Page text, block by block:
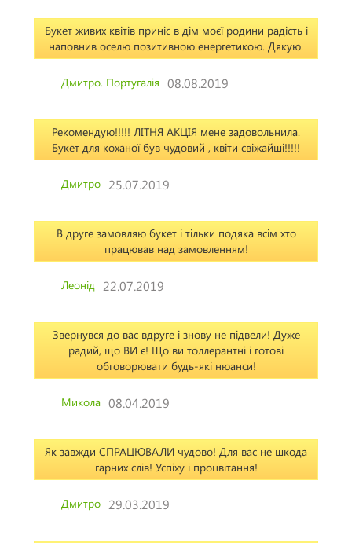
Букет живих квітів приніс в дім моєї родини радість і
наповнив оселю позитивною енергетикою. Дякую.
Дмитро. Португалія 08.08.2019
Рекомендую!!!!! ЛІТНЯ АКЦІЯ мене задовольнила.
Букет для коханої був чудовий , квіти свіжайші!!!!!
Дмитро 25.07.2019
В друге замовляю букет і тільки подяка всім хто
працював над замовленням!
Леонід 22.07.2019
Звернувся до вас вдруге і знову не підвели! Дуже
радий, що ВИ є! Що ви толлерантні і готові
обговорювати будь-які нюанси!
Микола 08.04.2019
Як завжди СПРАЦЮВАЛИ чудово! Для вас не шкода
гарних слів! Успіху і процвітання!
Дмитро 29.03.2019